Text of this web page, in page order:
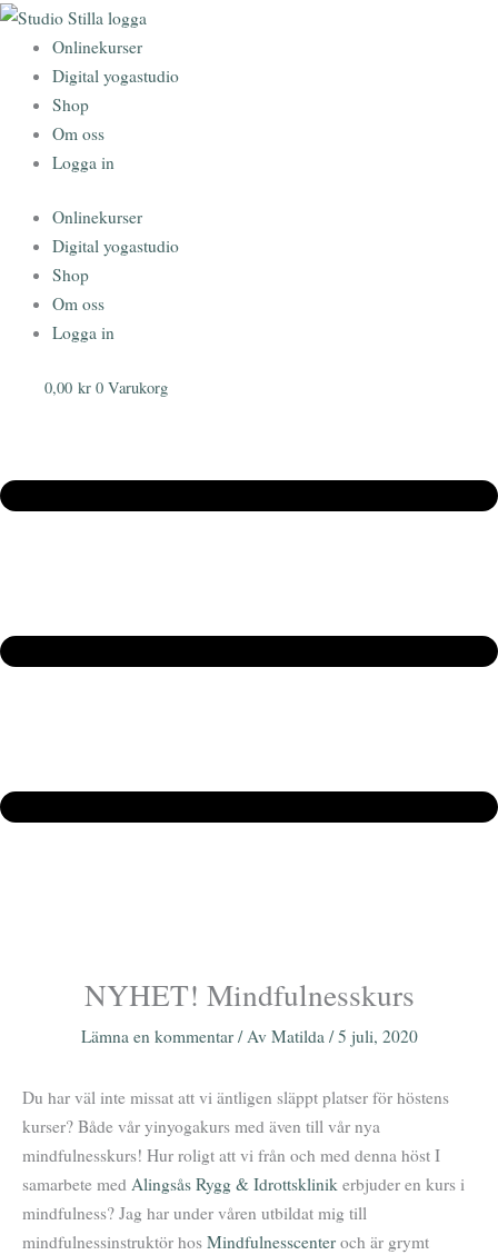
Hoppa
innehåll
Onlinekurser
Digital yogastudio
Shop
Om oss
Logga in
Onlinekurser
Digital yogastudio
Shop
Om oss
Logga in
0,00 kr 0 Varukorg
NYHET! Mindfulnesskurs
Lämna en kommentar / Av Matilda /5 juli, 2020
Du har väl inte missat att vi äntligen släppt platser för höstens
kurser? Både vår yinyogakurs med även till vår nya
mindfulnesskurs! Hur roligt att vi från och med denna höst I
samarbete med Alingsås Rygg & Idrottsklinik erbjuder en kurs i
mindfulness? Jag har under våren utbildat mig till
mindfulnessinstruktör hos Mindfulnesscenter och är grymt